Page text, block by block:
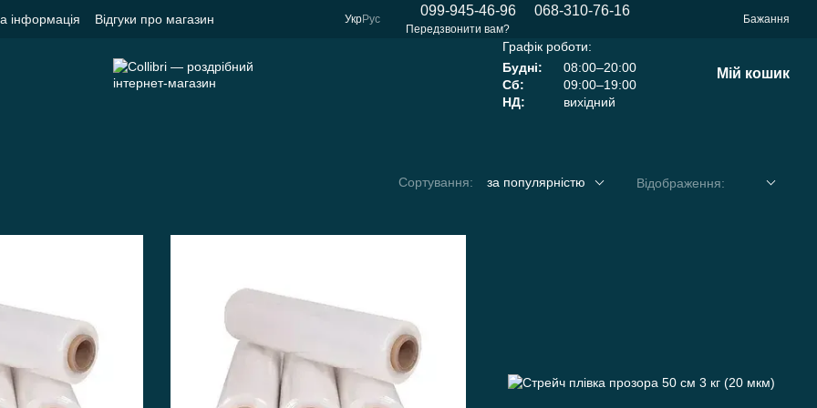
інформація
Відгуки про магазин
УкрРус
099-945-46-96 068-310-76-16
Передзвонити вам?
Бажання
Графік роботи:
Будні:
08:00–20:00
Сб:
09:00–19:00
НД:
вихідний
Мій кошик
Сортування: за популярністю Відображення: